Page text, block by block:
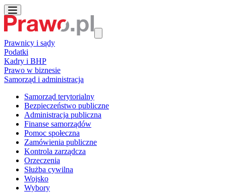
Prawnicy i sądy
Podatki
Kadry i BHP
Prawo w biznesie
Samorząd i administracja
Samorząd terytorialny
Bezpieczeństwo publiczne
Administracja publiczna
Finanse samorządów
Pomoc społeczna
Zamówienia publiczne
Kontrola zarządcza
Orzeczenia
Służba cywilna
Wojsko
Wybory